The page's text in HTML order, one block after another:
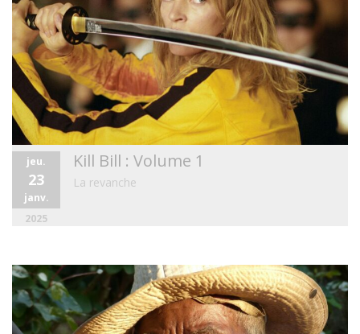
jeu.
23
janv.
2025
Kill Bill : Volume 1
La revanche